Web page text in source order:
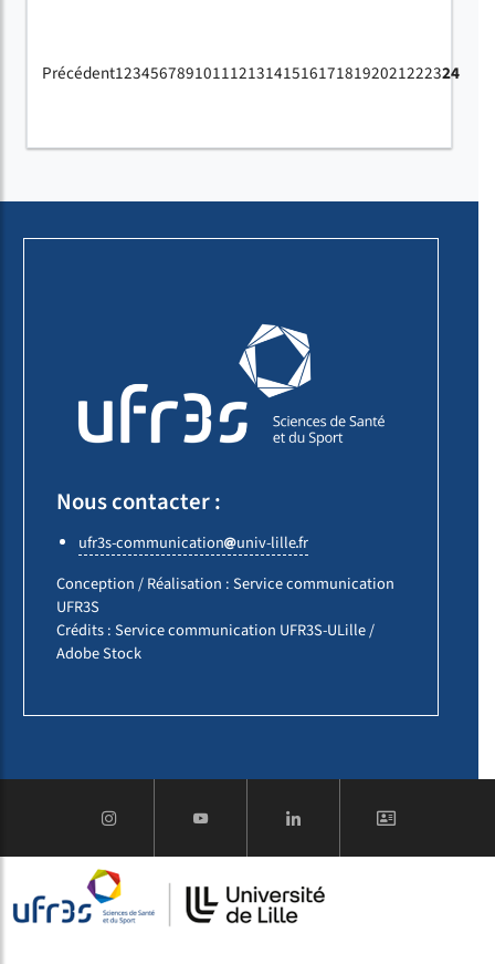
Précédent123456789101112131415161718192021222324
Nous contacter :
ufr3s-communication univ-lillefr
Conception / Réalisation : Service communication
UFR3S
Crédits : Service communication UFR3S-ULille /
Adobe Stock